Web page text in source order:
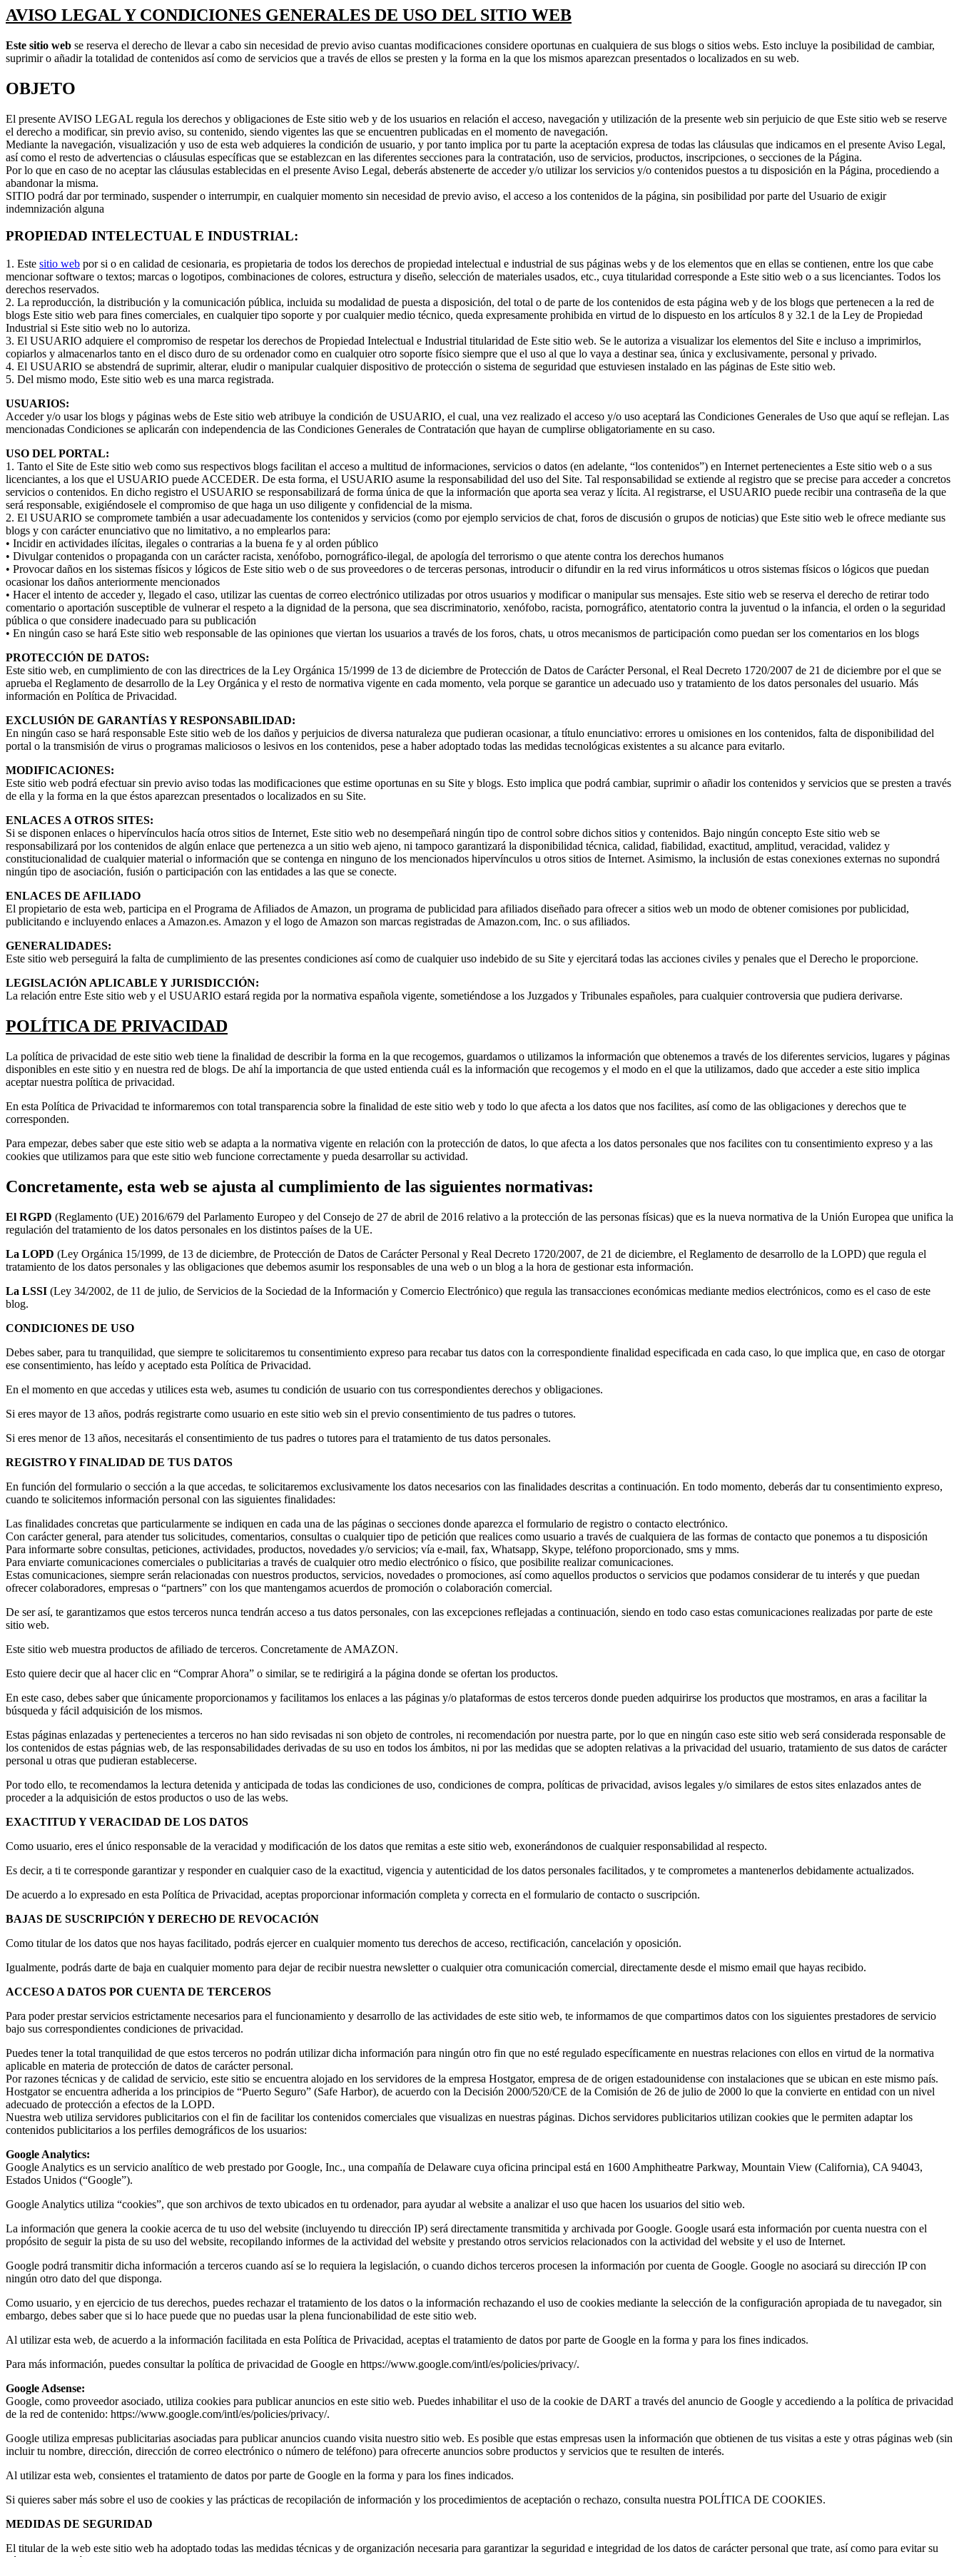
AVISO LEGAL Y CONDICIONES GENERALES DE USO DEL SITIO WEB
Este sitio web se reserva el derecho de llevar a cabo sin necesidad de previo aviso cuantas modificaciones considere oportunas en cualquiera de sus blogs o sitios webs. Esto incluye la posibilidad de cambiar,
suprimir o añadir la totalidad de contenidos así como de servicios que a través de ellos se presten y la forma en la que los mismos aparezcan presentados o localizados en su web.
OBJETO
El presente AVISO LEGAL regula los derechos y obligaciones de Este sitio web y de los usuarios en relación el acceso, navegación y utilización de la presente web sin perjuicio de que Este sitio web se reserve
el derecho a modificar, sin previo aviso, su contenido, siendo vigentes las que se encuentren publicadas en el momento de navegación.
Mediante la navegación, visualización y uso de esta web adquieres la condición de usuario, y por tanto implica por tu parte la aceptación expresa de todas las cláusulas que indicamos en el presente Aviso Legal,
así como el resto de advertencias o cláusulas específicas que se establezcan en las diferentes secciones para la contratación, uso de servicios, productos, inscripciones, o secciones de la Página.
Por lo que en caso de no aceptar las cláusulas establecidas en el presente Aviso Legal, deberás abstenerte de acceder y/o utilizar los servicios y/o contenidos puestos a tu disposición en la Página, procediendo a
abandonar la misma.
SITIO podrá dar por terminado, suspender o interrumpir, en cualquier momento sin necesidad de previo aviso, el acceso a los contenidos de la página, sin posibilidad por parte del Usuario de exigir
indemnización alguna
PROPIEDAD INTELECTUAL E INDUSTRIAL:
1. Este sitio web por si o en calidad de cesionaria, es propietaria de todos los derechos de propiedad intelectual e industrial de sus páginas webs y de los elementos que en ellas se contienen, entre los que cabe
mencionar software o textos; marcas o logotipos, combinaciones de colores, estructura y diseño, selección de materiales usados, etc., cuya titularidad corresponde a Este sitio web o a sus licenciantes. Todos los
derechos reservados.
2. La reproducción, la distribución y la comunicación pública, incluida su modalidad de puesta a disposición, del total o de parte de los contenidos de esta página web y de los blogs que pertenecen a la red de
blogs Este sitio web para fines comerciales, en cualquier tipo soporte y por cualquier medio técnico, queda expresamente prohibida en virtud de lo dispuesto en los artículos 8 y 32.1 de la Ley de Propiedad
Industrial si Este sitio web no lo autoriza.
3. El USUARIO adquiere el compromiso de respetar los derechos de Propiedad Intelectual e Industrial titularidad de Este sitio web. Se le autoriza a visualizar los elementos del Site e incluso a imprimirlos,
copiarlos y almacenarlos tanto en el disco duro de su ordenador como en cualquier otro soporte físico siempre que el uso al que lo vaya a destinar sea, única y exclusivamente, personal y privado.
4. El USUARIO se abstendrá de suprimir, alterar, eludir o manipular cualquier dispositivo de protección o sistema de seguridad que estuviesen instalado en las páginas de Este sitio web.
5. Del mismo modo, Este sitio web es una marca registrada.
USUARIOS:
Acceder y/o usar los blogs y páginas webs de Este sitio web atribuye la condición de USUARIO, el cual, una vez realizado el acceso y/o uso aceptará las Condiciones Generales de Uso que aquí se reflejan. Las
mencionadas Condiciones se aplicarán con independencia de las Condiciones Generales de Contratación que hayan de cumplirse obligatoriamente en su caso.
USO DEL PORTAL:
1. Tanto el Site de Este sitio web como sus respectivos blogs facilitan el acceso a multitud de informaciones, servicios o datos (en adelante, “los contenidos”) en Internet pertenecientes a Este sitio web o a sus
licenciantes, a los que el USUARIO puede ACCEDER. De esta forma, el USUARIO asume la responsabilidad del uso del Site. Tal responsabilidad se extiende al registro que se precise para acceder a concretos
servicios o contenidos. En dicho registro el USUARIO se responsabilizará de forma única de que la información que aporta sea veraz y lícita. Al registrarse, el USUARIO puede recibir una contraseña de la que
será responsable, exigiéndosele el compromiso de que haga un uso diligente y confidencial de la misma.
2. El USUARIO se compromete también a usar adecuadamente los contenidos y servicios (como por ejemplo servicios de chat, foros de discusión o grupos de noticias) que Este sitio web le ofrece mediante sus
blogs y con carácter enunciativo que no limitativo, a no emplearlos para:
• Incidir en actividades ilícitas, ilegales o contrarias a la buena fe y al orden público
• Divulgar contenidos o propaganda con un carácter racista, xenófobo, pornográfico-ilegal, de apología del terrorismo o que atente contra los derechos humanos
• Provocar daños en los sistemas físicos y lógicos de Este sitio web o de sus proveedores o de terceras personas, introducir o difundir en la red virus informáticos u otros sistemas físicos o lógicos que puedan
ocasionar los daños anteriormente mencionados
• Hacer el intento de acceder y, llegado el caso, utilizar las cuentas de correo electrónico utilizadas por otros usuarios y modificar o manipular sus mensajes. Este sitio web se reserva el derecho de retirar todo
comentario o aportación susceptible de vulnerar el respeto a la dignidad de la persona, que sea discriminatorio, xenófobo, racista, pornográfico, atentatorio contra la juventud o la infancia, el orden o la seguridad
pública o que considere inadecuado para su publicación
• En ningún caso se hará Este sitio web responsable de las opiniones que viertan los usuarios a través de los foros, chats, u otros mecanismos de participación como puedan ser los comentarios en los blogs
PROTECCIÓN DE DATOS:
Este sitio web, en cumplimiento de con las directrices de la Ley Orgánica 15/1999 de 13 de diciembre de Protección de Datos de Carácter Personal, el Real Decreto 1720/2007 de 21 de diciembre por el que se
aprueba el Reglamento de desarrollo de la Ley Orgánica y el resto de normativa vigente en cada momento, vela porque se garantice un adecuado uso y tratamiento de los datos personales del usuario. Más
información en Política de Privacidad.
EXCLUSIÓN DE GARANTÍAS Y RESPONSABILIDAD:
En ningún caso se hará responsable Este sitio web de los daños y perjuicios de diversa naturaleza que pudieran ocasionar, a título enunciativo: errores u omisiones en los contenidos, falta de disponibilidad del
portal o la transmisión de virus o programas maliciosos o lesivos en los contenidos, pese a haber adoptado todas las medidas tecnológicas existentes a su alcance para evitarlo.
MODIFICACIONES:
Este sitio web podrá efectuar sin previo aviso todas las modificaciones que estime oportunas en su Site y blogs. Esto implica que podrá cambiar, suprimir o añadir los contenidos y servicios que se presten a través
de ella y la forma en la que éstos aparezcan presentados o localizados en su Site.
ENLACES A OTROS SITES:
Si se disponen enlaces o hipervínculos hacía otros sitios de Internet, Este sitio web no desempeñará ningún tipo de control sobre dichos sitios y contenidos. Bajo ningún concepto Este sitio web se
responsabilizará por los contenidos de algún enlace que pertenezca a un sitio web ajeno, ni tampoco garantizará la disponibilidad técnica, calidad, fiabilidad, exactitud, amplitud, veracidad, validez y
constitucionalidad de cualquier material o información que se contenga en ninguno de los mencionados hipervínculos u otros sitios de Internet. Asimismo, la inclusión de estas conexiones externas no supondrá
ningún tipo de asociación, fusión o participación con las entidades a las que se conecte.
ENLACES DE AFILIADO
El propietario de esta web, participa en el Programa de Afiliados de Amazon, un programa de publicidad para afiliados diseñado para ofrecer a sitios web un modo de obtener comisiones por publicidad,
publicitando e incluyendo enlaces a Amazon.es. Amazon y el logo de Amazon son marcas registradas de Amazon.com, Inc. o sus afiliados.
GENERALIDADES:
Este sitio web perseguirá la falta de cumplimiento de las presentes condiciones así como de cualquier uso indebido de su Site y ejercitará todas las acciones civiles y penales que el Derecho le proporcione.
LEGISLACIÓN APLICABLE Y JURISDICCIÓN:
La relación entre Este sitio web y el USUARIO estará regida por la normativa española vigente, sometiéndose a los Juzgados y Tribunales españoles, para cualquier controversia que pudiera derivarse.
POLÍTICA DE PRIVACIDAD
La política de privacidad de este sitio web tiene la finalidad de describir la forma en la que recogemos, guardamos o utilizamos la información que obtenemos a través de los diferentes servicios, lugares y páginas
disponibles en este sitio y en nuestra red de blogs. De ahí la importancia de que usted entienda cuál es la información que recogemos y el modo en el que la utilizamos, dado que acceder a este sitio implica
aceptar nuestra política de privacidad.
En esta Política de Privacidad te informaremos con total transparencia sobre la finalidad de este sitio web y todo lo que afecta a los datos que nos facilites, así como de las obligaciones y derechos que te
corresponden.
Para empezar, debes saber que este sitio web se adapta a la normativa vigente en relación con la protección de datos, lo que afecta a los datos personales que nos facilites con tu consentimiento expreso y a las
cookies que utilizamos para que este sitio web funcione correctamente y pueda desarrollar su actividad.
Concretamente, esta web se ajusta al cumplimiento de las siguientes normativas:
El RGPD (Reglamento (UE) 2016/679 del Parlamento Europeo y del Consejo de 27 de abril de 2016 relativo a la protección de las personas físicas) que es la nueva normativa de la Unión Europea que unifica la
regulación del tratamiento de los datos personales en los distintos países de la UE.
La LOPD (Ley Orgánica 15/1999, de 13 de diciembre, de Protección de Datos de Carácter Personal y Real Decreto 1720/2007, de 21 de diciembre, el Reglamento de desarrollo de la LOPD) que regula el
tratamiento de los datos personales y las obligaciones que debemos asumir los responsables de una web o un blog a la hora de gestionar esta información.
La LSSI (Ley 34/2002, de 11 de julio, de Servicios de la Sociedad de la Información y Comercio Electrónico) que regula las transacciones económicas mediante medios electrónicos, como es el caso de este
blog.
CONDICIONES DE USO
Debes saber, para tu tranquilidad, que siempre te solicitaremos tu consentimiento expreso para recabar tus datos con la correspondiente finalidad especificada en cada caso, lo que implica que, en caso de otorgar
ese consentimiento, has leído y aceptado esta Política de Privacidad.
En el momento en que accedas y utilices esta web, asumes tu condición de usuario con tus correspondientes derechos y obligaciones.
Si eres mayor de 13 años, podrás registrarte como usuario en este sitio web sin el previo consentimiento de tus padres o tutores.
Si eres menor de 13 años, necesitarás el consentimiento de tus padres o tutores para el tratamiento de tus datos personales.
REGISTRO Y FINALIDAD DE TUS DATOS
En función del formulario o sección a la que accedas, te solicitaremos exclusivamente los datos necesarios con las finalidades descritas a continuación. En todo momento, deberás dar tu consentimiento expreso,
cuando te solicitemos información personal con las siguientes finalidades:
Las finalidades concretas que particularmente se indiquen en cada una de las páginas o secciones donde aparezca el formulario de registro o contacto electrónico.
Con carácter general, para atender tus solicitudes, comentarios, consultas o cualquier tipo de petición que realices como usuario a través de cualquiera de las formas de contacto que ponemos a tu disposición
Para informarte sobre consultas, peticiones, actividades, productos, novedades y/o servicios; vía e-mail, fax, Whatsapp, Skype, teléfono proporcionado, sms y mms.
Para enviarte comunicaciones comerciales o publicitarias a través de cualquier otro medio electrónico o físico, que posibilite realizar comunicaciones.
Estas comunicaciones, siempre serán relacionadas con nuestros productos, servicios, novedades o promociones, así como aquellos productos o servicios que podamos considerar de tu interés y que puedan
ofrecer colaboradores, empresas o “partners” con los que mantengamos acuerdos de promoción o colaboración comercial.
De ser así, te garantizamos que estos terceros nunca tendrán acceso a tus datos personales, con las excepciones reflejadas a continuación, siendo en todo caso estas comunicaciones realizadas por parte de este
sitio web.
Este sitio web muestra productos de afiliado de terceros. Concretamente de AMAZON.
Esto quiere decir que al hacer clic en “Comprar Ahora” o similar, se te redirigirá a la página donde se ofertan los productos.
En este caso, debes saber que únicamente proporcionamos y facilitamos los enlaces a las páginas y/o plataformas de estos terceros donde pueden adquirirse los productos que mostramos, en aras a facilitar la
búsqueda y fácil adquisición de los mismos.
Estas páginas enlazadas y pertenecientes a terceros no han sido revisadas ni son objeto de controles, ni recomendación por nuestra parte, por lo que en ningún caso este sitio web será considerada responsable de
los contenidos de estas págnias web, de las responsabilidades derivadas de su uso en todos los ámbitos, ni por las medidas que se adopten relativas a la privacidad del usuario, tratamiento de sus datos de carácter
personal u otras que pudieran establecerse.
Por todo ello, te recomendamos la lectura detenida y anticipada de todas las condiciones de uso, condiciones de compra, políticas de privacidad, avisos legales y/o similares de estos sites enlazados antes de
proceder a la adquisición de estos productos o uso de las webs.
EXACTITUD Y VERACIDAD DE LOS DATOS
Como usuario, eres el único responsable de la veracidad y modificación de los datos que remitas a este sitio web, exonerándonos de cualquier responsabilidad al respecto.
Es decir, a ti te corresponde garantizar y responder en cualquier caso de la exactitud, vigencia y autenticidad de los datos personales facilitados, y te comprometes a mantenerlos debidamente actualizados.
De acuerdo a lo expresado en esta Política de Privacidad, aceptas proporcionar información completa y correcta en el formulario de contacto o suscripción.
BAJAS DE SUSCRIPCIÓN Y DERECHO DE REVOCACIÓN
Como titular de los datos que nos hayas facilitado, podrás ejercer en cualquier momento tus derechos de acceso, rectificación, cancelación y oposición.
Igualmente, podrás darte de baja en cualquier momento para dejar de recibir nuestra newsletter o cualquier otra comunicación comercial, directamente desde el mismo email que hayas recibido.
ACCESO A DATOS POR CUENTA DE TERCEROS
Para poder prestar servicios estrictamente necesarios para el funcionamiento y desarrollo de las actividades de este sitio web, te informamos de que compartimos datos con los siguientes prestadores de servicio
bajo sus correspondientes condiciones de privacidad.
Puedes tener la total tranquilidad de que estos terceros no podrán utilizar dicha información para ningún otro fin que no esté regulado específicamente en nuestras relaciones con ellos en virtud de la normativa
aplicable en materia de protección de datos de carácter personal.
Por razones técnicas y de calidad de servicio, este sitio se encuentra alojado en los servidores de la empresa Hostgator, empresa de de origen estadounidense con instalaciones que se ubican en este mismo país.
Hostgator se encuentra adherida a los principios de “Puerto Seguro” (Safe Harbor), de acuerdo con la Decisión 2000/520/CE de la Comisión de 26 de julio de 2000 lo que la convierte en entidad con un nivel
adecuado de protección a efectos de la LOPD.
Nuestra web utiliza servidores publicitarios con el fin de facilitar los contenidos comerciales que visualizas en nuestras páginas. Dichos servidores publicitarios utilizan cookies que le permiten adaptar los
contenidos publicitarios a los perfiles demográficos de los usuarios:
Google Analytics:
Google Analytics es un servicio analítico de web prestado por Google, Inc., una compañía de Delaware cuya oficina principal está en 1600 Amphitheatre Parkway, Mountain View (California), CA 94043,
Estados Unidos (“Google”).
Google Analytics utiliza “cookies”, que son archivos de texto ubicados en tu ordenador, para ayudar al website a analizar el uso que hacen los usuarios del sitio web.
La información que genera la cookie acerca de tu uso del website (incluyendo tu dirección IP) será directamente transmitida y archivada por Google. Google usará esta información por cuenta nuestra con el
propósito de seguir la pista de su uso del website, recopilando informes de la actividad del website y prestando otros servicios relacionados con la actividad del website y el uso de Internet.
Google podrá transmitir dicha información a terceros cuando así se lo requiera la legislación, o cuando dichos terceros procesen la información por cuenta de Google. Google no asociará su dirección IP con
ningún otro dato del que disponga.
Como usuario, y en ejercicio de tus derechos, puedes rechazar el tratamiento de los datos o la información rechazando el uso de cookies mediante la selección de la configuración apropiada de tu navegador, sin
embargo, debes saber que si lo hace puede que no puedas usar la plena funcionabilidad de este sitio web.
Al utilizar esta web, de acuerdo a la información facilitada en esta Política de Privacidad, aceptas el tratamiento de datos por parte de Google en la forma y para los fines indicados.
Para más información, puedes consultar la política de privacidad de Google en https://www.google.com/intl/es/policies/privacy/.
Google Adsense:
Google, como proveedor asociado, utiliza cookies para publicar anuncios en este sitio web. Puedes inhabilitar el uso de la cookie de DART a través del anuncio de Google y accediendo a la política de privacidad
de la red de contenido: https://www.google.com/intl/es/policies/privacy/.
Google utiliza empresas publicitarias asociadas para publicar anuncios cuando visita nuestro sitio web. Es posible que estas empresas usen la información que obtienen de tus visitas a este y otras páginas web (sin
incluir tu nombre, dirección, dirección de correo electrónico o número de teléfono) para ofrecerte anuncios sobre productos y servicios que te resulten de interés.
Al utilizar esta web, consientes el tratamiento de datos por parte de Google en la forma y para los fines indicados.
Si quieres saber más sobre el uso de cookies y las prácticas de recopilación de información y los procedimientos de aceptación o rechazo, consulta nuestra POLÍTICA DE COOKIES.
MEDIDAS DE SEGURIDAD
El titular de la web este sitio web ha adoptado todas las medidas técnicas y de organización necesaria para garantizar la seguridad e integridad de los datos de carácter personal que trate, así como para evitar su